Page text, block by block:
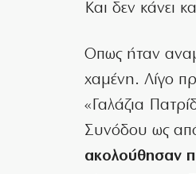
Και δεν κάνει
Οπως ήταν
χαμένη. Λίγο
«Γαλάζια
Συνόδου ως
ακολούθησαν